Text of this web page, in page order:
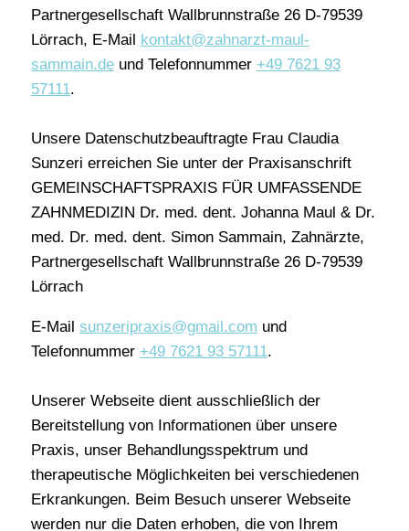
Partnergesellschaft Wallbrunnstraße 26 D-79539
Lörrach, E-Mail kontakt@zahnarzt-maul-
sammain.de und Telefonnummer +49 7621 93
57111.
Unsere Datenschutzbeauftragte Frau Claudia
Sunzeri erreichen Sie unter der Praxisanschrift
GEMEINSCHAFTSPRAXIS FÜR UMFASSENDE
ZAHNMEDIZIN Dr. med. dent. Johanna Maul & Dr.
med. Dr. med. dent. Simon Sammain, Zahnärzte,
Partnergesellschaft Wallbrunnstraße 26 D-79539
Lörrach
E-Mail sunzeripraxis@gmail.com und
Telefonnummer +49 7621 93 57111.
Unserer Webseite dient ausschließlich der
Bereitstellung von Informationen über unsere
Praxis, unser Behandlungsspektrum und
therapeutische Möglichkeiten bei verschiedenen
Erkrankungen. Beim Besuch unserer Webseite
werden nur die Daten erhoben, die von Ihrem